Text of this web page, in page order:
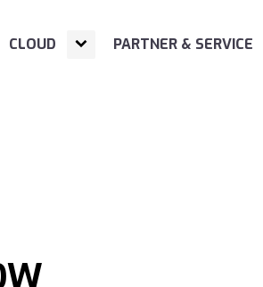
CLOUD Open Next NavigationLevel
PARTNER & SERVICE